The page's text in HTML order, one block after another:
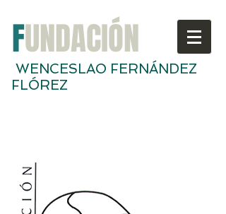
FUNDACIÓN
WENCESLAO FERNÁNDEZ
FLÓREZ